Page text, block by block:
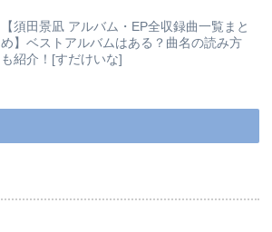
【須田景凪 アルバム・EP全収録曲一覧まと
め】ベストアルバムはある？曲名の読み方
も紹介！[すだけいな]